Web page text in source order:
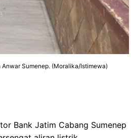
Sumenep. (Moralika/Istimewa)
Bank Jatim Cabang Sumenep